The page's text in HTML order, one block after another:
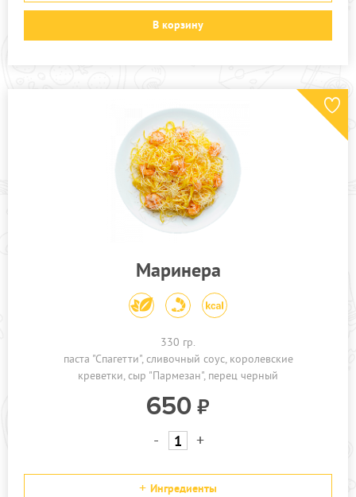
В корзину
Маринера
330 гр.
паста "Спагетти" сливочный соус королевские
креветки сыр "Пармезан" перец черный
650
- +
Ингредиенты